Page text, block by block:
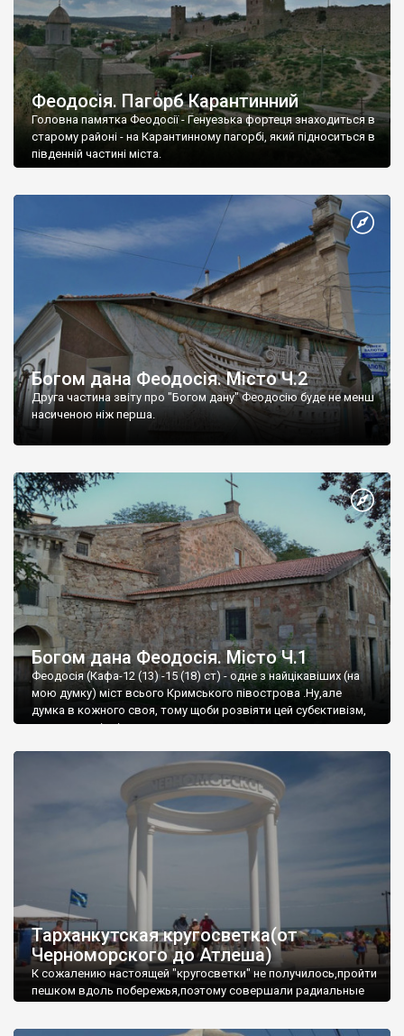
Феодосія. Пагорб Карантинний
Головна памятка Феодосії - Генуезька фортеця знаходиться в
старому районі - на Карантинному пагорбі, який підноситься в
південній частині міста.
Богом дана Феодосія. Місто Ч.2
Друга частина звіту про "Богом дану" Феодосію буде не менш
насиченою ніж перша.
Богом дана Феодосія. Місто Ч.1
Феодосія (Кафа-12 (13) -15 (18) ст) - одне з найцікавіших (на
мою думку) міст всього Кримського півострова .Ну,але
думка в кожного своя, тому щоби розвіяти цей субєктивізм,
запрошую відвідати це
Тарханкутская кругосветка(от
Черноморского до Атлеша)
К сожалению настоящей "кругосветки" не получилось,пройти
пешком вдоль побережья,поэтому совершали радиальные